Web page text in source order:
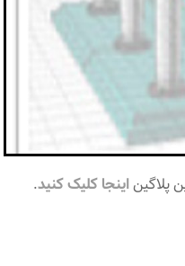
پلاگیناینجا کلیک کنید.